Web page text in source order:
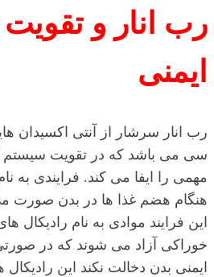
رب انار و
ایمنی
رب انار سرشار از آنتی اکسیدان
سی می باشد که در تقویت سیستم
مهمی را ایفا می کند. فرایندی به
هنگام هضم غذا ها در بدن صورت
این فرایند موادی به نام رادیکال
خوراکی آزاد می شوند که در
ایمنی بدن دخالت نکند این رادیکال